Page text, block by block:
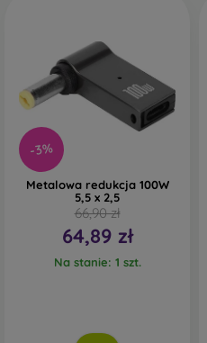
-3%
Metalowa redukcja 100W
5,5 x 2,5
66,90 zł
64,89 zł
Na stanie: 1 szt.